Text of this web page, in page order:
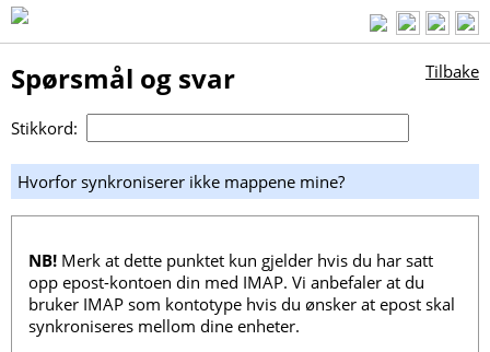
Spørsmål og svar Tilbake
Stikkord:
Hvorfor synkroniserer ikke mappene mine?
NB! Merk at dette punktet kun gjelder hvis du har satt
opp epost-kontoen din med IMAP. Vi anbefaler at du
bruker IMAP som kontotype hvis du ønsker at epost skal
synkroniseres mellom dine enheter.